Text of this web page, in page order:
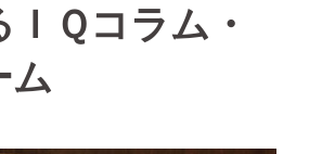
Ｑコラム・
ム